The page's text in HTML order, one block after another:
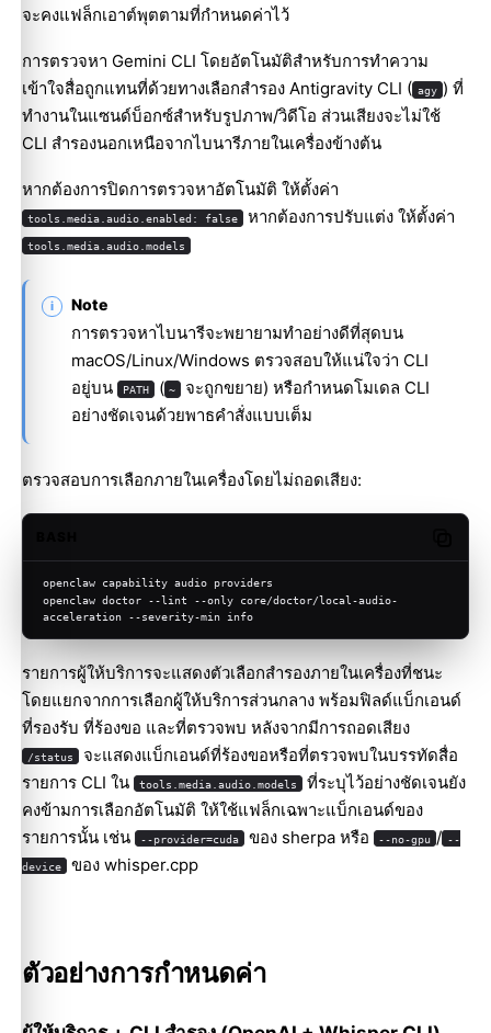
จะคงแฟล็กเอาต์พุตตามที่กำหนดค่าไว้
การตรวจหา Gemini CLI โดยอัตโนมัติสำหรับการทำความ
เข้าใจสื่อถูกแทนที่ด้วยทางเลือกสำรอง Antigravity CLI ( agy ) ที่
ทำงานในแซนด์บ็อกซ์สำหรับรูปภาพ/วิดีโอ ส่วนเสียงจะไม่ใช้
CLI สำรองนอกเหนือจากไบนารีภายในเครื่องข้างต้น
หากต้องการปิดการตรวจหาอัตโนมัติ ให้ตั้งค่า
tools.media.audio.enabled: false หากต้องการปรับแต่ง ให้ตั้งค่า
tools.media.audio.models
Note
การตรวจหาไบนารีจะพยายามทำอย่างดีที่สุดบน
macOS/Linux/Windows ตรวจสอบให้แน่ใจว่า CLI
อยู่บน
PATH ( ~
จะถูกขยาย) หรือกำหนดโมเดล CLI
อย่างชัดเจนด้วยพาธคำสั่งแบบเต็ม
ตรวจสอบการเลือกภายในเครื่องโดยไม่ถอดเสียง:
openclaw capability audio providers
openclaw doctor --lint --only core/doctor/local-audio-
acceleration --severity-min info
รายการผู้ให้บริการจะแสดงตัวเลือกสำรองภายในเครื่องที่ชนะ
โดยแยกจากการเลือกผู้ให้บริการส่วนกลาง พร้อมฟิลด์แบ็กเอนด์
ที่รองรับ ที่ร้องขอ และที่ตรวจพบ หลังจากมีการถอดเสียง
/status จะแสดงแบ็กเอนด์ที่ร้องขอหรือที่ตรวจพบในบรรทัดสื่อ
รายการ CLI ใน
tools.media.audio.models ที่ระบุไว้อย่างชัดเจนยัง
คงข้ามการเลือกอัตโนมัติ ให้ใช้แฟล็กเฉพาะแบ็กเอนด์ของ
รายการนั้น เช่น
--provider=cuda ของ sherpa หรือ --no-gpu / --
device ของ whisper.cpp
ตัวอย่างการกำหนดค่า